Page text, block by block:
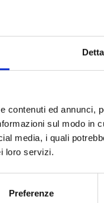
contenuti ed annunci,
sul modo in
media, i quali
loro servizi.
Preferenze